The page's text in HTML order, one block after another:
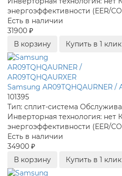
энергоэффективности (EER/
Есть в наличии
31900 ₽
В корзину
Купить в 1 клик
Samsung AR09TQHQAURNER /
101395
Тип: сплит-система
Инверторная технология: нет
энергоэффективности (EER/
Есть в наличии
34900 ₽
В корзину
Купить в 1 клик